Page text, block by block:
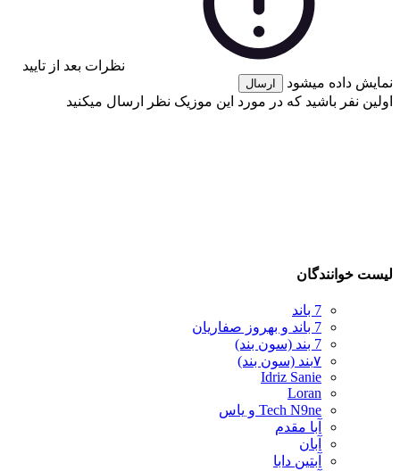
نظرات بعد از تایید
نمایش داده میشود
ارسال
اولین نفر باشید که در مورد این موزیک نظر ارسال میکنید
لیست خوانندگان
7 باند
7 باند و بهروز صفاریان
7 بند (سون بند)
۷بند (سون بند)
Idriz Sanie
Loran
Tech N9ne و یاس
آبا مقدم
آبان
آبتین دابا